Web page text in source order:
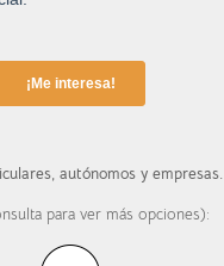
autónomos y empresas.
para ver más opciones):